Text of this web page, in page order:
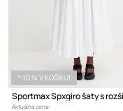
*-10 % V KOŠÍKU!
Aktuálna cena: